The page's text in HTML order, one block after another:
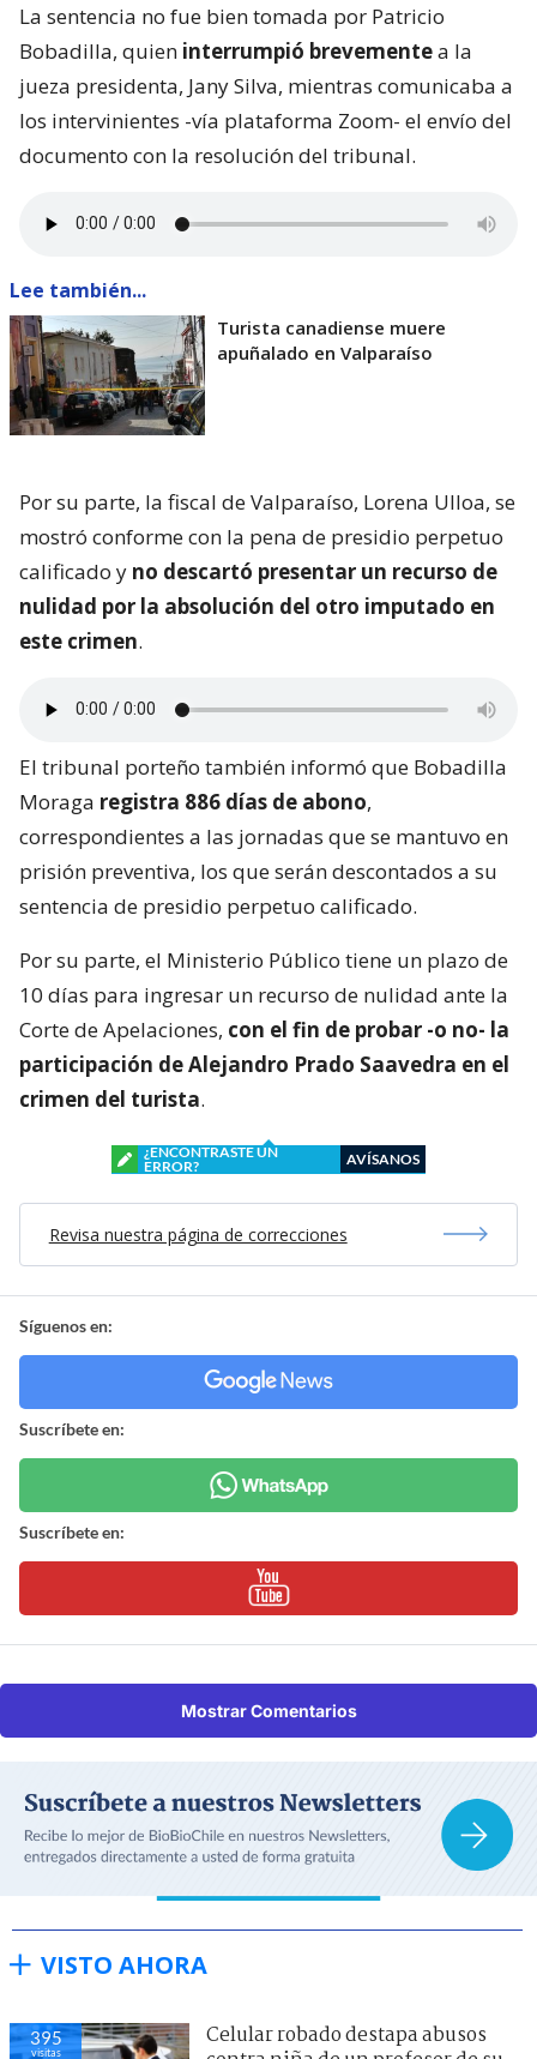
La sentencia no fue bien tomada por Patricio
Bobadilla, quien interrumpió brevementea la
jueza presidenta, Jany Silva, mientras comunicaba a
los intervinientes -vía plataforma Zoom- el envío del
documento con la resolución del tribunal.
Lee también...
Turista canadiense muere
apuñalado en Valparaíso
Por su parte, la fiscal de Valparaíso, Lorena Ulloa, se
mostró conforme con la pena de presidio perpetuo
calificado y no descartó presentar un recurso de
nulidad por la absolución del otro imputado en
este crimen.
El tribunal porteño también informó que Bobadilla
Moraga registra 886 días de abono,
correspondientes a las jornadas que se mantuvo en
prisión preventiva, los que serán descontados a su
sentencia de presidio perpetuo calificado.
Por su parte, el Ministerio Público tiene un plazo de
10 días para ingresar un recurso de nulidad ante la
Corte de Apelaciones, con el fin de probar -o no- la
participación de Alejandro Prado Saavedra en el
crimen del turista.
¿ENCONTRASTE UN
ERROR?
AVÍSANOS
Revisa nuestra página de correcciones
Síguenos en:
Suscríbete en:
Suscríbete en:
Mostrar Comentarios
VISTO AHORA
400
visitas
Celular robado destapa abusos